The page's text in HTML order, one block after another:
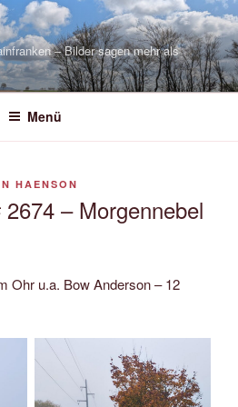
– Bilder sagen mehr als
Menü
HAENSON
– Morgennebel
Ohr u.a. Bow Anderson – 12